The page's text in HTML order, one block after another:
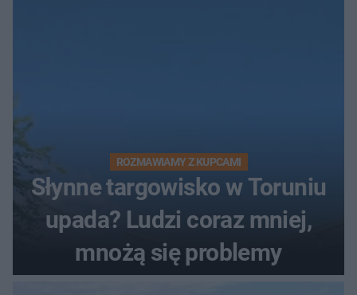
ROZMAWIAMY Z KUPCAMI
Słynne targowisko w Toruniu
upada? Ludzi coraz mniej,
mnożą się problemy